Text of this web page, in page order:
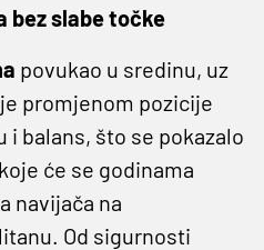
bez slabe točke
povukao u sredinu, uz
promjenom pozicije
balans, što se pokazalo
će se godinama
navijača na
Od sigurnosti